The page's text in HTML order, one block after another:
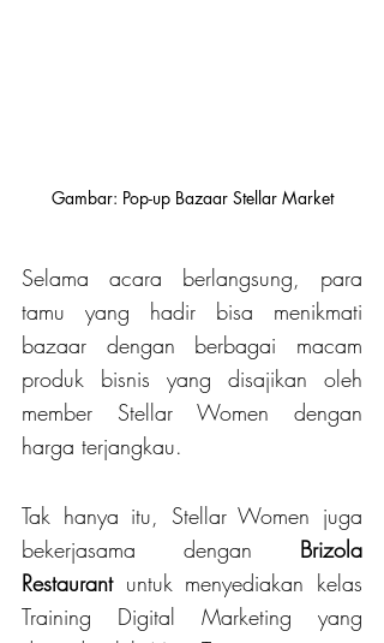
Gambar: Pop-up Bazaar Stellar Market
Selama acara berlangsung, para
tamu yang hadir bisa menikmati
bazaar dengan berbagai macam
produk bisnis yang disajikan oleh
member Stellar Women dengan
harga terjangkau.
Tak hanya itu, Stellar Women juga
bekerjasama dengan Brizola
Restaurant untuk menyediakan kelas
Training Digital Marketing yang